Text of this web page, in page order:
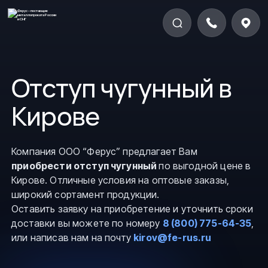
Отступ чугунный в
Кирове
Компания ООО “Ферус” предлагает Вам
приобрести отступ чугунныйпо выгодной цене в
Кирове. Отличные условия на оптовые заказы,
широкий сортамент продукции.
Оставить заявку на приобретение и уточнить сроки
доставки вы можете по номеру 8 (800) 775-64-35,
или написав нам на почту kirov@fe-rus.ru